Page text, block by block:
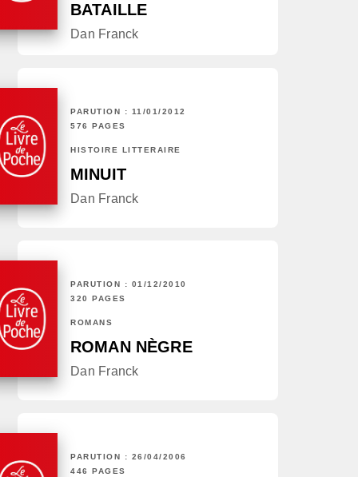
BATAILLE
Dan Franck
PARUTION : 11/01/2012
576 PAGES
HISTOIRE LITTÉRAIRE
MINUIT
Dan Franck
PARUTION : 01/12/2010
320 PAGES
ROMANS
ROMAN NÈGRE
Dan Franck
PARUTION : 26/04/2006
446 PAGES